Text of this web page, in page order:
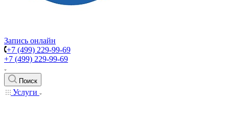
Запись онлайн
+7 (499) 229-99-69
+7 (499) 229-99-69
Поиск
Услуги